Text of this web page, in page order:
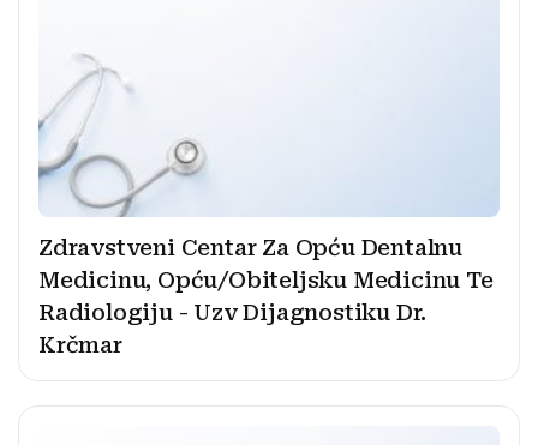
Zdravstveni Centar Za Opću Dentalnu
Medicinu, Opću/Obiteljsku Medicinu Te
Radiologiju - Uzv Dijagnostiku Dr.
Krčmar